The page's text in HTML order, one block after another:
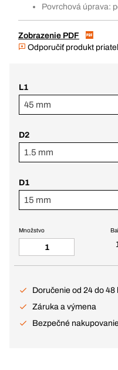
Povrchová úprava:
Zobrazenie PDF
Odporučiť produkt
L1
45 mm
D2
1.5 mm
D1
15 mm
Množstvo
Doručenie od 24 do 48
Záruka a výmena
Bezpečné nakupovanie